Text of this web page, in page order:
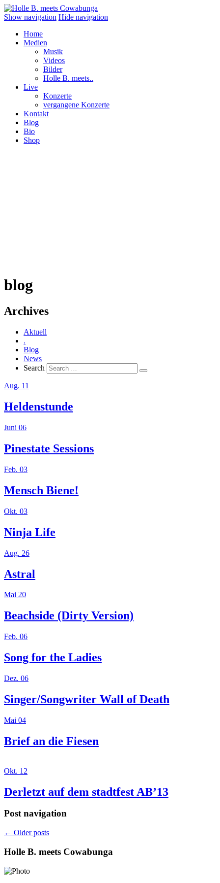
Show navigation Hide navigation
Home
Medien
Musik
Videos
Bilder
Holle B. meets..
Live
Konzerte
vergangene Konzerte
Kontakt
Blog
Bio
Shop
blog
Archives
Aktuell
.
Blog
News
Search
Aug. 11
Heldenstunde
Juni 06
Pinestate Sessions
Feb. 03
Mensch Biene!
Okt. 03
Ninja Life
Aug. 26
Astral
Mai 20
Beachside (Dirty Version)
Feb. 06
Song for the Ladies
Dez. 06
Singer/Songwriter Wall of Death
Mai 04
Brief an die Fiesen
Okt. 12
Derletzt auf dem stadtfest AB’13
Post navigation
← Older posts
Holle B. meets Cowabunga